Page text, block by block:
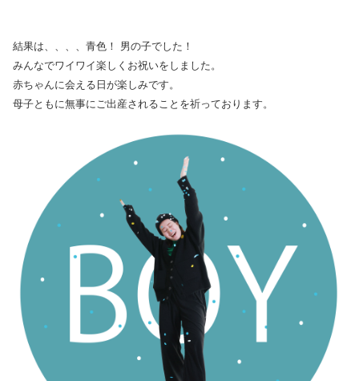
結果は、、、、青色！ 男の子でした！
みんなでワイワイ楽しくお祝いをしました。
赤ちゃんに会える日が楽しみです。
母子ともに無事にご出産されることを祈っております。